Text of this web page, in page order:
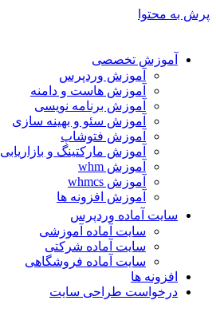
پرش به محتوا
آموزش تخصصی
آموزش وردپرس
آموزش هاست و دامنه
آموزش برنامه نویسی
آموزش سئو و بهینه سازی
آموزش فتوشاپ
آموزش مارکتینگ و بازاریابی
آموزش whm
آموزش whmcs
آموزش افزونه ها
سایت آماده وردپرس
سایت آماده آموزشی
سایت آماده شرکتی
سایت آماده فروشگاهی
افزونه ها
درخواست طراحی سایت